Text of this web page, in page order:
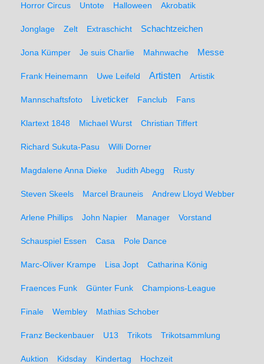
Horror Circus Untote Halloween Akrobatik
Jonglage Zelt Extraschicht Schachtzeichen
Jona Kümper Je suis Charlie Mahnwache Messe
Frank Heinemann Uwe Leifeld Artisten Artistik
Mannschaftsfoto Liveticker Fanclub Fans
Klartext 1848 Michael Wurst Christian Tiffert
Richard Sukuta-Pasu Willi Dorner
Magdalene Anna Dieke Judith Abegg Rusty
Steven Skeels Marcel Brauneis Andrew Lloyd Webber
Arlene Phillips John Napier Manager Vorstand
Schauspiel Essen Casa Pole Dance
Marc-Oliver Krampe Lisa Jopt Catharina König
Fraences Funk Günter Funk Champions-League
Finale Wembley Mathias Schober
Franz Beckenbauer U13 Trikots Trikotsammlung
Auktion Kidsday Kindertag Hochzeit